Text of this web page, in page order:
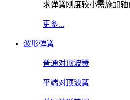
求弹簧刚度较小需施加轴
更多...
波形弹簧
普通对顶波簧
平端对顶波簧